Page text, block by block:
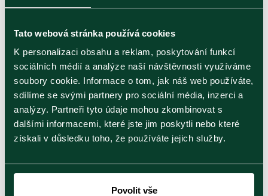
Tato webová stránka používá cookies
K personalizaci obsahu a reklam, poskytování funkcí
sociálních médií a analýze naší návštěvnosti využíváme
soubory cookie. Informace o tom, jak náš web používáte,
sdílíme se svými partnery pro sociální média, inzerci a
analýzy. Partneři tyto údaje mohou zkombinovat s
dalšími informacemi, které jste jim poskytli nebo které
získali v důsledku toho, že používáte jejich služby.
Povolit vše
Publikováno 26.02.2020
Průvodce typy černého čaje
Není černý čaj jako černý čaj. Odlišují je nejen
oblasti pěstování,…
Zobrazit článek